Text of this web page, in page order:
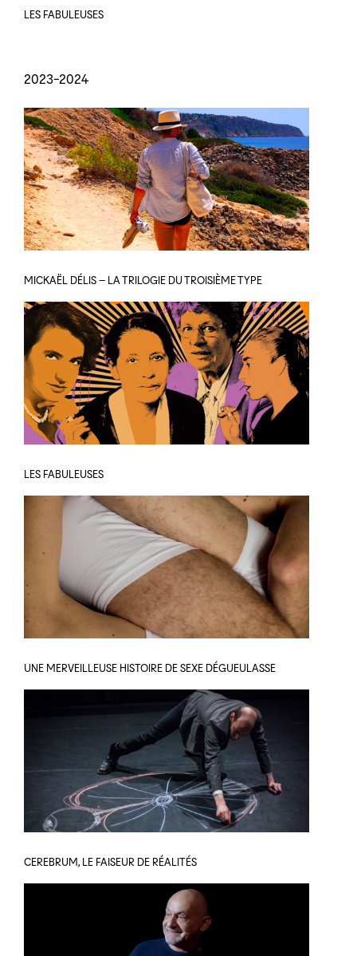
LES FABULEUSES
2023-2024
MICKAËL DÉLIS – LA TRILOGIE DU TROISIÈME TYPE
LES FABULEUSES
UNE MERVEILLEUSE HISTOIRE DE SEXE DÉGUEULASSE
CEREBRUM, LE FAISEUR DE RÉALITÉS